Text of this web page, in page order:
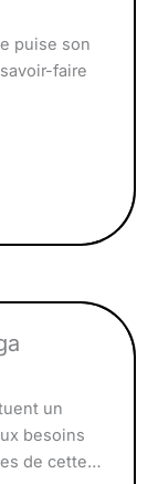
puise son
faire
un
besoins
de cette…